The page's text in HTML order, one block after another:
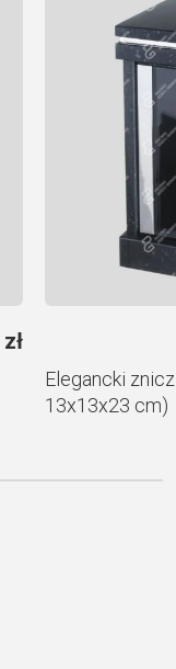
zł
Elegancki
13x13x23 cm)